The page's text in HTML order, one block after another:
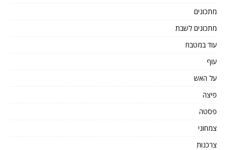
מתכונים
מתכונים לשבת
עוד במטבח
עוף
על האש
פיצה
פסטה
צמחוני
צרכנות